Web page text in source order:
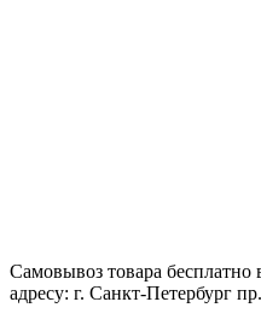
Самовывоз товара бесплатно
адресу: г. Санкт-Петербург